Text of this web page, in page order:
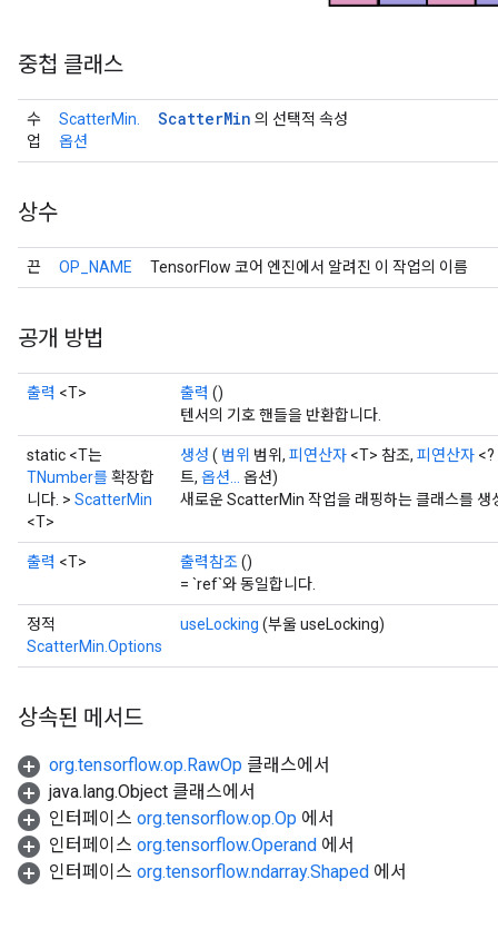
중첩 클래스
수
업
ScatterMin.
옵션
ScatterMin 의 선택적 속성
상수
끈 OP_NAME TensorFlow 코어 엔진에서 알려진 이 작업의 이름
공개 방법
출력 <T> 출력 ()
텐서의 기호 핸들을 반환합니다.
static <T는
TNumber를확장합
니다. > ScatterMin
<T>
생성 ( 범위 범위, 피연산자 <T> 참조, 피연산자
트, 옵션... 옵션)
새로운 ScatterMin 작업을 래핑하는 클래스를 생
출력 <T> 출력참조()
= `ref`와 동일합니다.
정적
ScatterMin.Options
useLocking (부울 useLocking)
상속된 메서드
org.tensorflow.op.RawOp 클래스에서
java.lang.Object 클래스에서
인터페이스 org.tensorflow.op.Op 에서
인터페이스 org.tensorflow.Operand 에서
인터페이스 org.tensorflow.ndarray.Shaped 에서